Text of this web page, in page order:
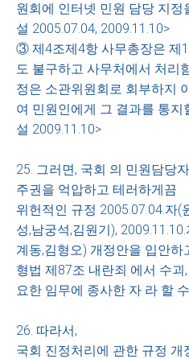
원회에 인터넷 민원 담당 지정
설 2005.07.04, 2009.11.10>
③ 제4조제4항 사무총장은 제
도 불구하고 사무처에서 처리
정은 소관위원회로 회부하지
여 민원인에게 그 결과를 통지
설 2009.11.10>
25. 그러면, 국회 의 민원담당
주권을 억압하고 테러하게끔
위헌적인 규정 2005.07.04.자(
성,남궁석,김원기),
계동,김형오) 개정안을 입안하
형법 제87조 내란죄 에서 수
요한 임무에 종사한 자 라 할
26. 따라서,
국회 진정처리에 관한 규정 개